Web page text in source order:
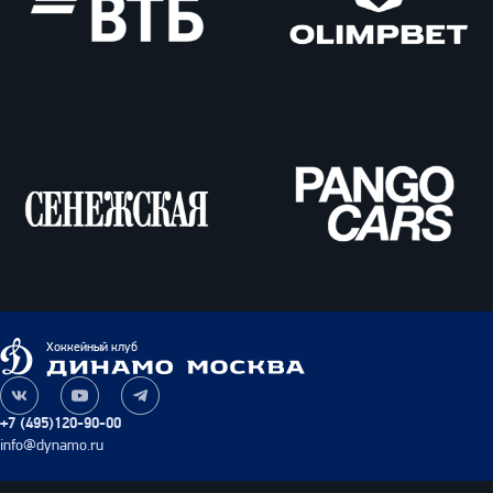
Cars
Динамо
Москва
Хоккейный клуб
+7 (495)120-90-00
info@dynamo.ru
Наша
группа
ВКонтакте
Наш
канал
на
Наш
канал